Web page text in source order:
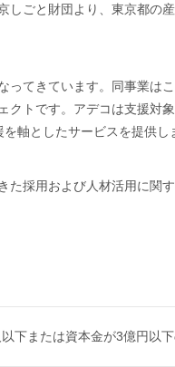
ごと財団より、東京都の
てきています。同事業は
トです。アデコは支援対
軸としたサービスを提供し
採用および人材活用に関
下または資本金が3億円以